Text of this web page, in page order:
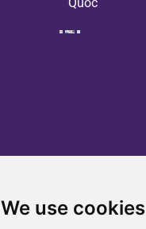
We use cookies